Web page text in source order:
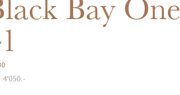
Bay One
4'050.-